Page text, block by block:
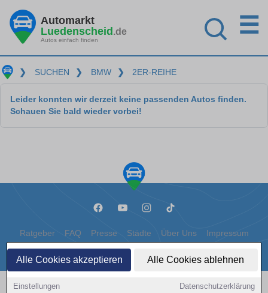
Alle Cookies akzeptieren Alle Cookies ablehnen
Einstellungen Datenschutzerklärung
Automarkt
Luedenscheid.de
Autos einfach finden
☰
❯ SUCHEN ❯ BMW ❯ 2ER-REIHE
Leider konnten wir derzeit keine passenden Autos finden.
Schauen Sie bald wieder vorbei!
Ratgeber FAQ Presse Städte Über Uns Impressum
Datenschutz Cookies
Copyright © 2000 - 2026 | 1A Infosysteme GmbH | Content by: 1a-sites-autos